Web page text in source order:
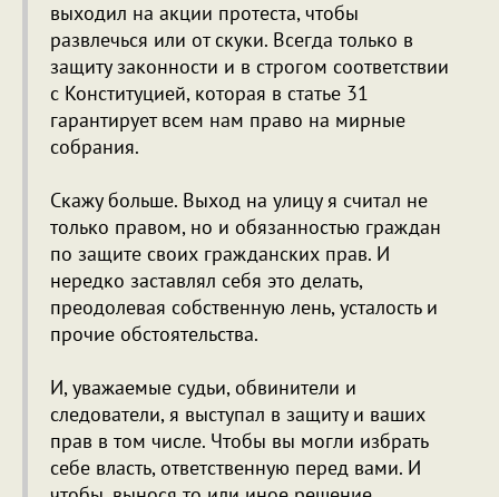
выходил на акции протеста, чтобы
развлечься или от скуки. Всегда только в
защиту законности и в строгом соответствии
с Конституцией, которая в статье 31
гарантирует всем нам право на мирные
собрания.
Скажу больше. Выход на улицу я считал не
только правом, но и обязанностью граждан
по защите своих гражданских прав. И
нередко заставлял себя это делать,
преодолевая собственную лень, усталость и
прочие обстоятельства.
И, уважаемые судьи, обвинители и
следователи, я выступал в защиту и ваших
прав в том числе. Чтобы вы могли избрать
себе власть, ответственную перед вами. И